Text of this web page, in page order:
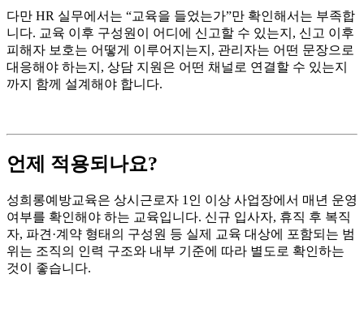
다만 HR 실무에서는 “교육을 들었는가”만 확인해서는 부족합
니다. 교육 이후 구성원이 어디에 신고할 수 있는지, 신고 이후
피해자 보호는 어떻게 이루어지는지, 관리자는 어떤 문장으로
대응해야 하는지, 상담 지원은 어떤 채널로 연결할 수 있는지
까지 함께 설계해야 합니다.
언제 적용되나요?
성희롱예방교육은 상시근로자 1인 이상 사업장에서 매년 운영
여부를 확인해야 하는 교육입니다. 신규 입사자, 휴직 후 복직
자, 파견·계약 형태의 구성원 등 실제 교육 대상에 포함되는 범
위는 조직의 인력 구조와 내부 기준에 따라 별도로 확인하는
것이 좋습니다.